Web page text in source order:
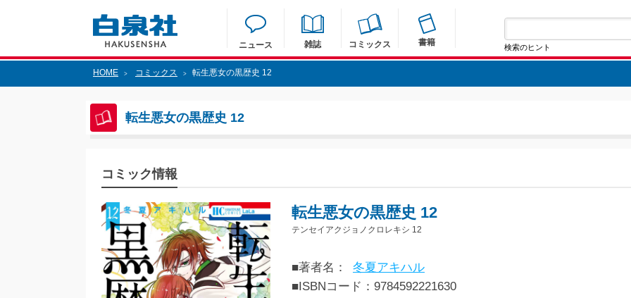
ニュース 雑誌 コミックス 書籍 検索のヒント
HOME > コミックス > 転生悪女の黒歴史 12
転生悪女の黒歴史 12
コミック情報
転生悪女の黒歴史 12
テンセイアクジョノクロレキシ 12
■著者名：
冬夏アキハル
■ISBNコード：9784592221630